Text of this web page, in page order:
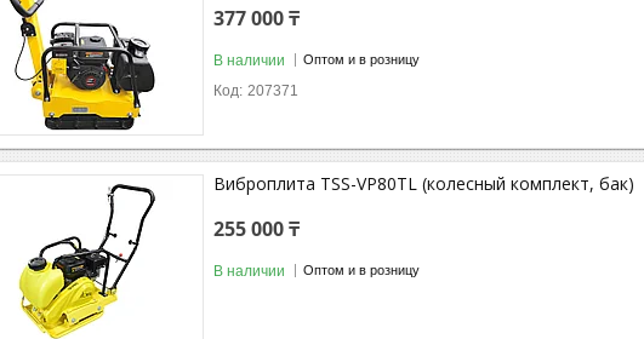
377 000 ₸
В наличии Оптом и в розницу
207371
Виброплита TSS-VP80TL (колесный комплект, бак)
255 000 ₸
В наличии Оптом и в розницу